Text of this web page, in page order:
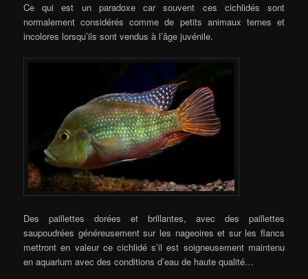
Ce qui est un paradoxe car souvent ces cichlidés sont
normalement considérés comme de petits animaux ternes et
incolores lorsqu’ils sont vendus à l’âge juvénile.
Des paillettes dorées et brillantes, avec des paillettes
saupoudrées généreusement sur les nageoires et sur les flancs
mettront en valeur ce cichlidé s’il est soigneusement maintenu
en aquarium avec des conditions d’eau de haute qualité…